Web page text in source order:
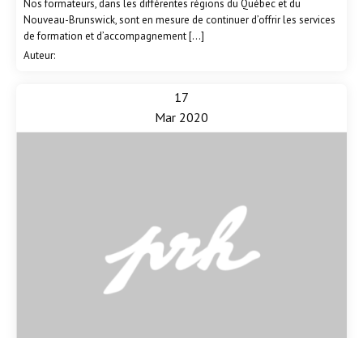
Nos formateurs, dans les différentes régions du Québec et du
Nouveau-Brunswick, sont en mesure de continuer d’offrir les services
de formation et d’accompagnement […]
Auteur:
17
Mar 2020